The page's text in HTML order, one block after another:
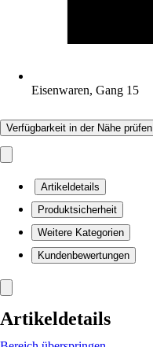
Eisenwaren, Gang 15
Verfügbarkeit in der Nähe prüfen
Artikeldetails
Produktsicherheit
Weitere Kategorien
Kundenbewertungen
Artikeldetails